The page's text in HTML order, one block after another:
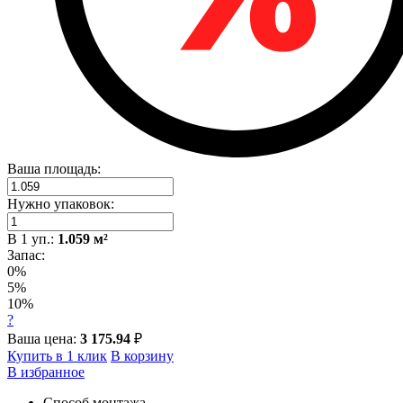
Ваша площадь:
Нужно упаковок:
В 1 уп.: 1.059 м²
Запас:
0%
5%
10%
?
Ваша цена: 3 175.94 ₽
Купить в 1 клик В корзину
В избранное